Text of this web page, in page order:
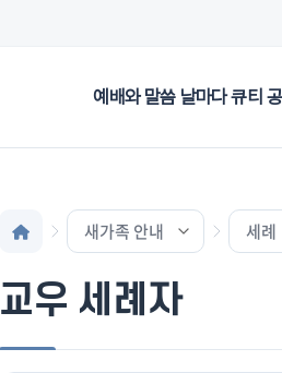
예배와 말씀 날마다 큐티
새가족 안내 세례
교우 세례자